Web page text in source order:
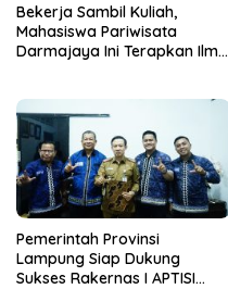
Bekerja Sambil Kuliah,
Mahasiswa Pariwisata
Darmajaya Ini Terapkan Ilmu
Pemerintah Provinsi
Lampung Siap Dukung
Sukses Rakernas I APTISI